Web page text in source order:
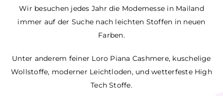
Wir besuchen jedes Jahr die Modemesse in Mailand
immer auf der Suche nach leichten Stoffen in neuen
Farben.
Unter anderem feiner Loro Piana Cashmere, kuschelige
Wollstoffe, moderner Leichtloden, und wetterfeste High
Tech Stoffe.